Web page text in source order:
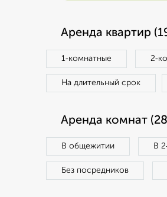
Аренда квартир
1‑комнатные
На длительный срок
Аренда комнат
В общежитии В
Без посредников